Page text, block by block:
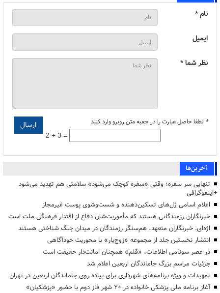
نام *
ایمیل
نظر شما *
* لطفا حاصل عبارت را در جعبه متن روبرو وارد کنید
2 + 3 =
آخرین‌ها
تنهایی سر سفره؛ وقتی «سفره کوچک می‌شود» سلامتی هم تهدید می‌شود
+اینفوگرافی
اعلام اسامی ژل‌های تسکین‌دهنده و شست‌وشوی پوست غیرمجاز
خبرنگاران رزمندگانی هستند که مأموریت‌شان دفاع از اقتدار فرهنگی ملت است
اژه‌ای: خبرنگاران متعهد، هم‌سنگر رزمندگان در میدان جنگ شناختی هستند
انتشار نخستین جلد از مجموعه «زوج‌یار» با محوریت خودآگاهی
در عصر سونامی اطلاعات، «قلم» همچنان امانت‌دار حقیقت است
جزئیات مراسم بزرگ جاماندگان اربعین اعلام شد
تمهیدات و ویژه برنامه‌های شهرداری برای پیاده روی جاماندگان اربعین در تهران
آغاز برنامه ملی پزشکی خانواده در ۲۰ شهر فاز دوم با حضور «پزشکیان»